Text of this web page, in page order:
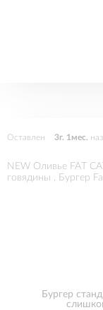
Оставлен 3г. 1мес.
NEW Оливье FAT
говядины , Бургер
Бургер